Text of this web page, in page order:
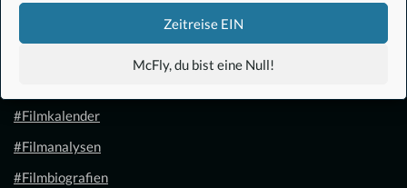
Zeitreise EIN
McFly, du bist eine Null!
#Filmkalender
#Filmanalysen
#Filmbiografien